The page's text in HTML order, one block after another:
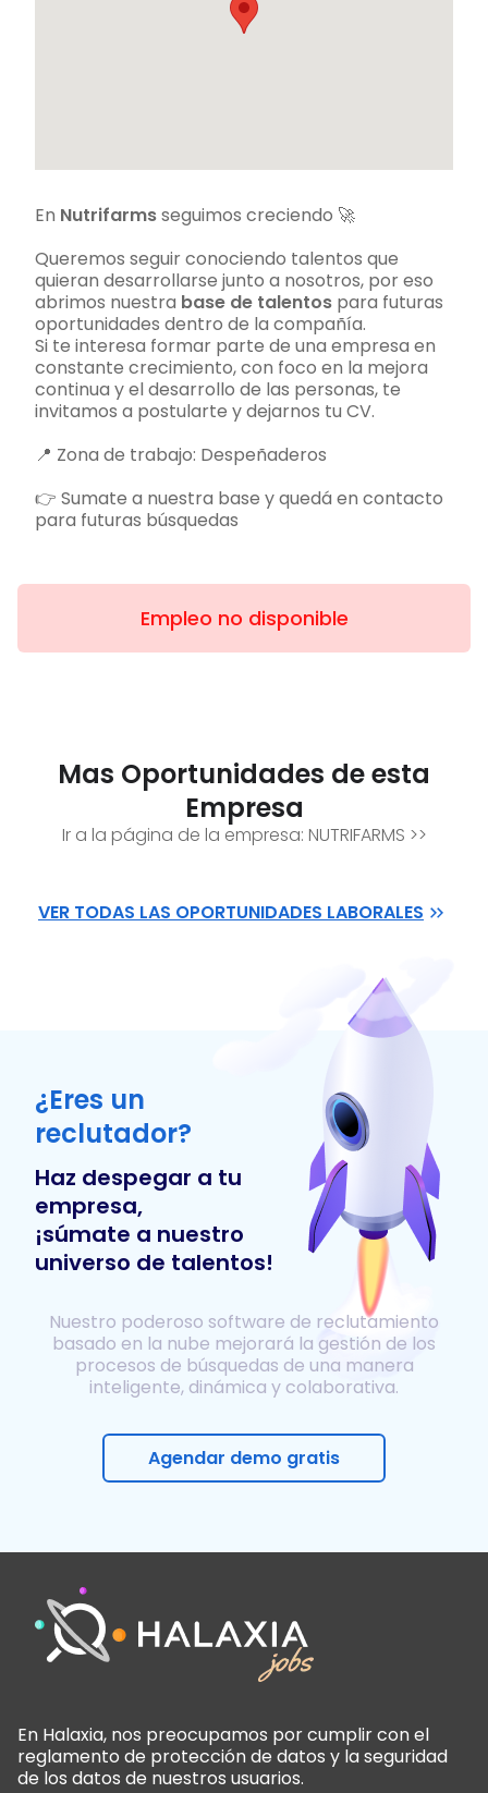
En Nutrifarmsseguimos creciendo 🚀
Queremos seguir conociendo talentos que
quieran desarrollarse junto a nosotros, por eso
abrimos nuestra base de talentos para futuras
oportunidades dentro de la compañía.
Si te interesa formar parte de una empresa en
constante crecimiento, con foco en la mejora
continua y el desarrollo de las personas, te
invitamos a postularte y dejarnos tu CV.
📍 Zona de trabajo: Despeñaderos
👉 Sumate a nuestra base y quedá en contacto
para futuras búsquedas
Empleo no disponible
Mas Oportunidades de esta
Empresa
Ir a la página de la empresa: NUTRIFARMS >>
VER TODAS LAS OPORTUNIDADES LABORALES
¿Eres un
reclutador?
Haz despegar a tu
empresa,
¡súmate a nuestro
universo de talentos!
Nuestro poderoso software de reclutamiento
basado en la nube mejorará la gestión de los
procesos de búsquedas de una manera
inteligente, dinámica y colaborativa.
Agendar demo gratis
En Halaxia, nos preocupamos por cumplir con el
reglamento de protección de datos y la seguridad
de los datos de nuestros usuarios.